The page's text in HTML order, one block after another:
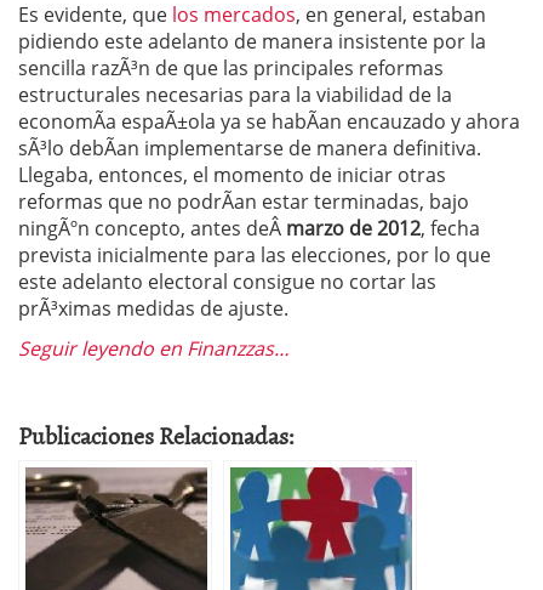
Es evidente, que los mercados, en general, estaban
pidiendo este adelanto de manera insistente por la
sencilla razÃ³n de que las principales reformas
estructurales necesarias para la viabilidad de la
economÃ­a espaÃ±ola ya se habÃ­an encauzado y ahora
sÃ³lo debÃ­an implementarse de manera definitiva.
Llegaba, entonces, el momento de iniciar otras
reformas que no podrÃ­an estar terminadas, bajo
ningÃºn concepto, antes deÂ marzo de 2012, fecha
prevista inicialmente para las elecciones, por lo que
este adelanto electoral consigue no cortar las
prÃ³ximas medidas de ajuste.
Seguir leyendo en Finanzzas…
Publicaciones Relacionadas: